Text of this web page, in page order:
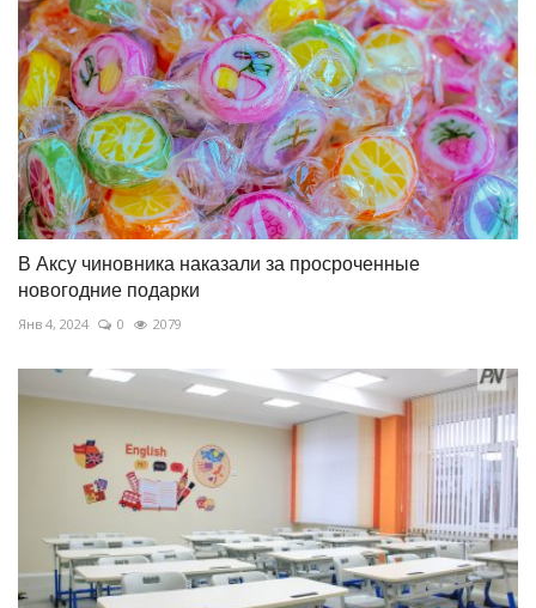
В Аксу чиновника наказали за просроченные
новогодние подарки
Янв 4, 2024 0 2079